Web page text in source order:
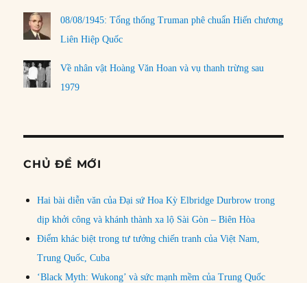
08/08/1945: Tổng thống Truman phê chuẩn Hiến chương
Liên Hiệp Quốc
Về nhân vật Hoàng Văn Hoan và vụ thanh trừng sau
1979
CHỦ ĐỀ MỚI
Hai bài diễn văn của Đại sứ Hoa Kỳ Elbridge Durbrow trong
dịp khởi công và khánh thành xa lộ Sài Gòn – Biên Hòa
Điểm khác biệt trong tư tưởng chiến tranh của Việt Nam,
Trung Quốc, Cuba
‘Black Myth: Wukong’ và sức mạnh mềm của Trung Quốc